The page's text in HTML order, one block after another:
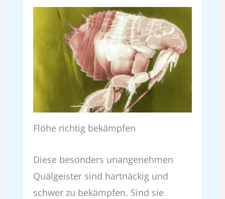
Flöhe richtig bekämpfen
Diese besonders unangenehmen
Quälgeister sind hartnäckig und
schwer zu bekämpfen. Sind sie